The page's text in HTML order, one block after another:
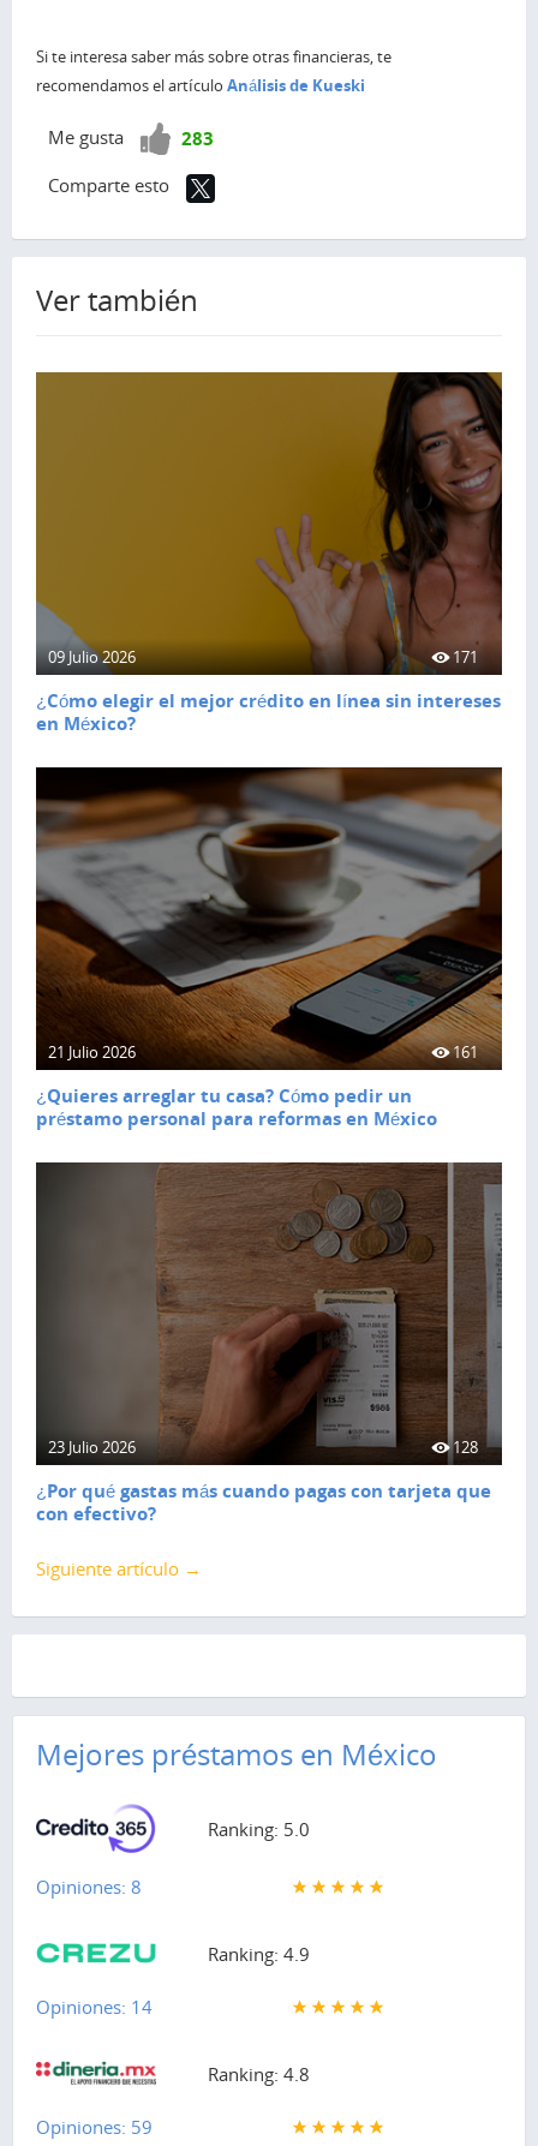
Si te interesa saber más sobre otras financieras, te
recomendamos el artículo Análisis de Kueski
Me gusta
¡Vota283
Comparte esto
Ver también
09 Julio 2026 171
¿Cómo elegir el mejor crédito en línea sin intereses
en México?
21 Julio 2026 161
¿Quieres arreglar tu casa? Cómo pedir un
préstamo personal para reformas en México
23 Julio 2026 128
¿Por qué gastas más cuando pagas con tarjeta que
con efectivo?
Siguiente artículo →
Mejores préstamos en México
Ranking: 5.0
Opiniones: 8
Ranking: 4.9
Opiniones: 14
Ranking: 4.8
Opiniones: 59